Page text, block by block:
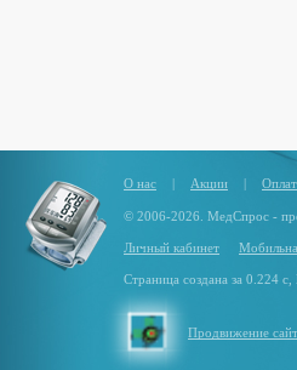
О нас | Акции |
© 2006-2026. МедСпрос -
Личный кабинет
Страница создана за 0.224
Продвижение